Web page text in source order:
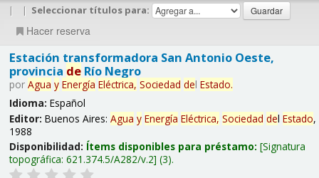
| | Seleccionar títulos para:
Hacer reserva
Estación transformadora San Antonio Oeste,
provincia deRío Negro
por Agua y Energía Eléctrica, Sociedad del Estado.
Idioma: Español
Editor: Buenos Aires: Agua y Energía Eléctrica, Sociedad del Estado,
1988
Disponibilidad: Ítems disponibles para préstamo: Signatura
topográfica: 621.374.5/A282/v.2 (3).